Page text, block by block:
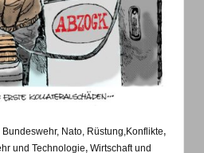
Bundeswehr, Nato, Rüstung,Konflikte,
und Technologie, Wirtschaft und